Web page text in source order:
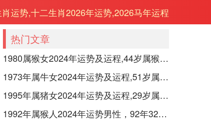
运势,十二生肖2026年运势,2026马年运程
热门文章
1980属猴女2024年运势及运程,44岁属猴人2024全年每月运势女性如何
1973年属牛女2024年运势及运程,51岁属牛人2024全年每月运势女性如何
1995年属猪女2024年运势及运程,29岁属猪人2024全年每月运势女性如何
1992年属猴人2024年运势男性，92年32岁属猴男2024年每月运程怎么样